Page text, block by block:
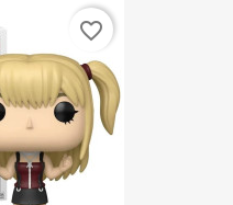
favorite_border